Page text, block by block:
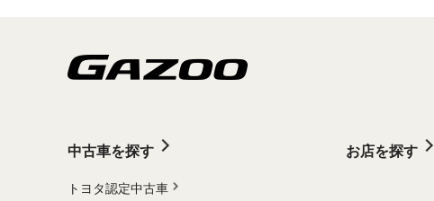
中古車を探す
トヨタ認定中古車
お店を探す